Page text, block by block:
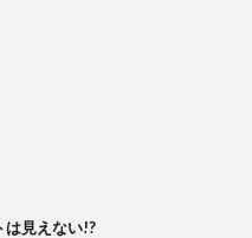
は見えない!?